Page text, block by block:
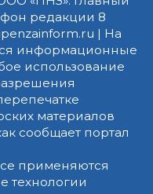
редакции 8
| На
информационные
использование
материалов
сообщает портал
применяются
технологии